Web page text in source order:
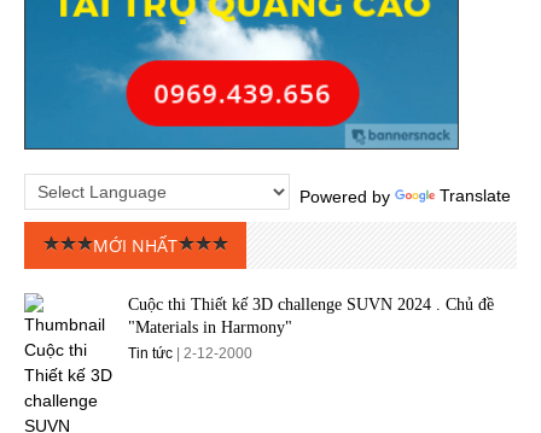
Powered by Translate
MỚI NHẤT
Cuộc thi Thiết kế 3D challenge SUVN 2024 . Chủ đề
"Materials in Harmony"
Tin tức| 2-12-2000